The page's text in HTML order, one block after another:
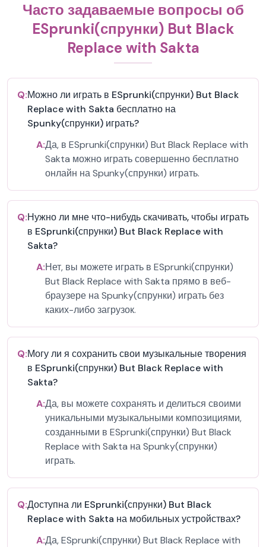
Часто задаваемые вопросы об
ESprunki(спрунки) But Black
Replace with Sakta
Q:Можно ли играть в ESprunki(спрунки) But Black
Replace with Sakta бесплатно на
Spunky(спрунки) играть?
A:Да, в ESprunki(спрунки) But Black Replace with
Sakta можно играть совершенно бесплатно
онлайн на Spunky(спрунки) играть.
Q:Нужно ли мне что-нибудь скачивать, чтобы играть
в ESprunki(спрунки) But Black Replace with
Sakta?
A:Нет, вы можете играть в ESprunki(спрунки)
But Black Replace with Sakta прямо в веб-
браузере на Spunky(спрунки) играть без
каких-либо загрузок.
Q:Могу ли я сохранить свои музыкальные творения
в ESprunki(спрунки) But Black Replace with
Sakta?
A:Да, вы можете сохранять и делиться своими
уникальными музыкальными композициями,
созданными в ESprunki(спрунки) But Black
Replace with Sakta на Spunky(спрунки)
играть.
Q:Доступна ли ESprunki(спрунки) But Black
Replace with Sakta на мобильных устройствах?
A:Да, ESprunki(спрунки) But Black Replace with